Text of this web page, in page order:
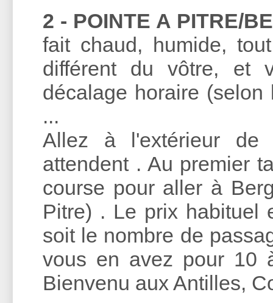
2 - POINTE A PITRE/
fait chaud, humide,
différent du vôtre, et
décalage horaire
...
Allez à l'extérieur
attendent . Au premier
course pour aller à
Pitre) . Le prix habituel
soit le nombre de
vous en avez pour 10
Bienvenu aux Antilles,